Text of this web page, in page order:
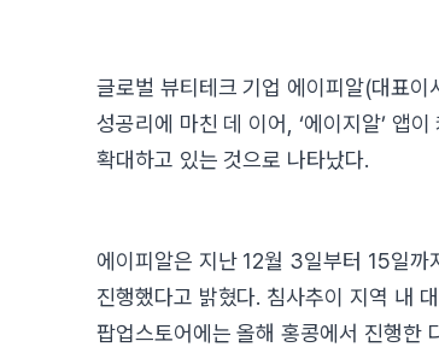
글로벌 뷰티테크 기업 에이피알(대표
성공리에 마친 데 이어, ‘에이지알’ 앱
확대하고 있는 것으로 나타났다.
에이피알은 지난 12월 3일부터 15일까
진행했다고 밝혔다. 침사추이 지역 내
팝업스토어에는 올해 홍콩에서 진행한